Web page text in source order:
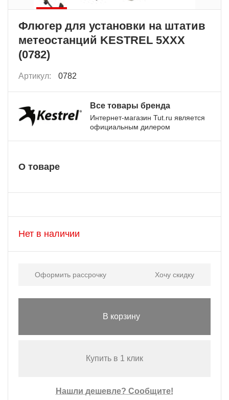
Флюгер для установки на штатив
метеостанций KESTREL 5XXX
(0782)
Артикул: 0782
Все товары бренда
Интернет-магазин Tut.ru является
официальным дилером
О товаре
Нет в наличии
Оформить рассрочку Хочу скидку
В корзину
Купить в 1 клик
Нашли дешевле? Сообщите!